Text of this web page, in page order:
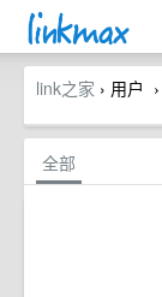
link之家 › 用户 ›
全部